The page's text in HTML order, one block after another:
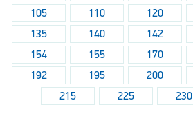
105
110 120
135
140 142
154
155 170
192
195 200
215
225 230